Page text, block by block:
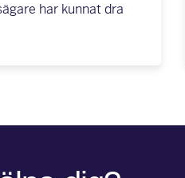
har kunnat dra